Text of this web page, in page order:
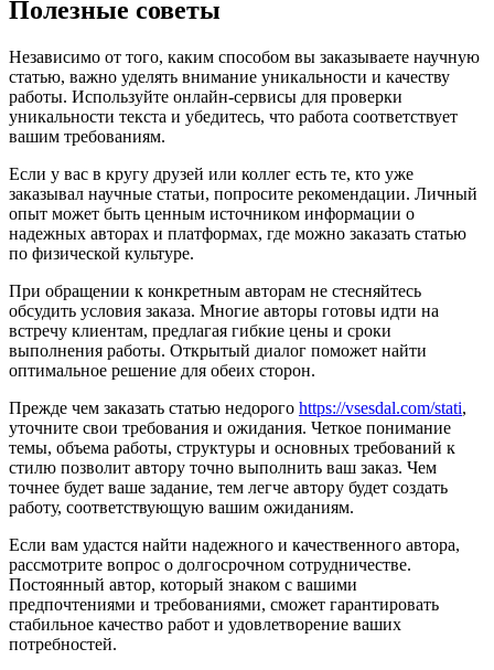
Полезные советы
Независимо от того, каким способом вы заказываете научную
статью, важно уделять внимание уникальности и качеству
работы. Используйте онлайн-сервисы для проверки
уникальности текста и убедитесь, что работа соответствует
вашим требованиям.
Если у вас в кругу друзей или коллег есть те, кто уже
заказывал научные статьи, попросите рекомендации. Личный
опыт может быть ценным источником информации о
надежных авторах и платформах, где можно заказать статью
по физической культуре.
При обращении к конкретным авторам не стесняйтесь
обсудить условия заказа. Многие авторы готовы идти на
встречу клиентам, предлагая гибкие цены и сроки
выполнения работы. Открытый диалог поможет найти
оптимальное решение для обеих сторон.
Прежде чем заказать статью недорого https://vsesdal.com/stati,
уточните свои требования и ожидания. Четкое понимание
темы, объема работы, структуры и основных требований к
стилю позволит автору точно выполнить ваш заказ. Чем
точнее будет ваше задание, тем легче автору будет создать
работу, соответствующую вашим ожиданиям.
Если вам удастся найти надежного и качественного автора,
рассмотрите вопрос о долгосрочном сотрудничестве.
Постоянный автор, который знаком с вашими
предпочтениями и требованиями, сможет гарантировать
стабильное качество работ и удовлетворение ваших
потребностей.